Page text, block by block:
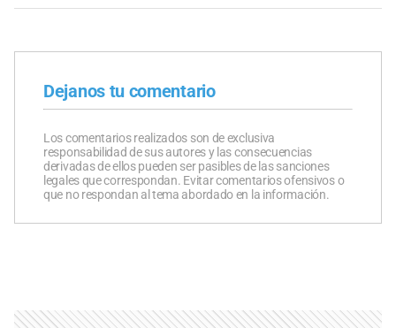
Dejanos tu comentario
Los comentarios realizados son de exclusiva
responsabilidad de sus autores y las consecuencias
derivadas de ellos pueden ser pasibles de las sanciones
legales que correspondan. Evitar comentarios ofensivos o
que no respondan al tema abordado en la información.